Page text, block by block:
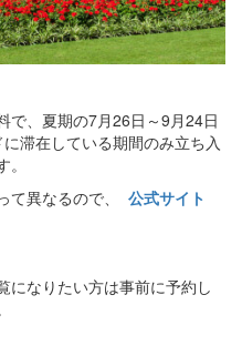
で、夏期の7月26日～9月24日
滞在している期間のみ立ち入
て異なるので、 公式サイト
になりたい方は事前に予約し